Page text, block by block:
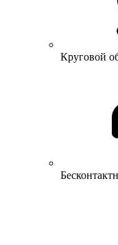
Круговой